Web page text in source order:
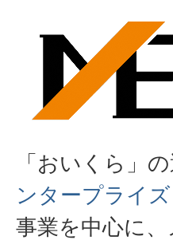
「おいくら」
ンタープライズ
事業を中心に